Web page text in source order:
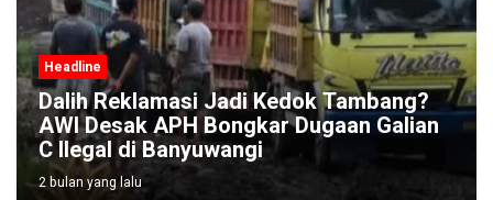
Headline
Dalih Reklamasi Jadi Kedok Tambang?
AWI Desak APH Bongkar Dugaan Galian
C Ilegal di Banyuwangi
2 bulan yang lalu